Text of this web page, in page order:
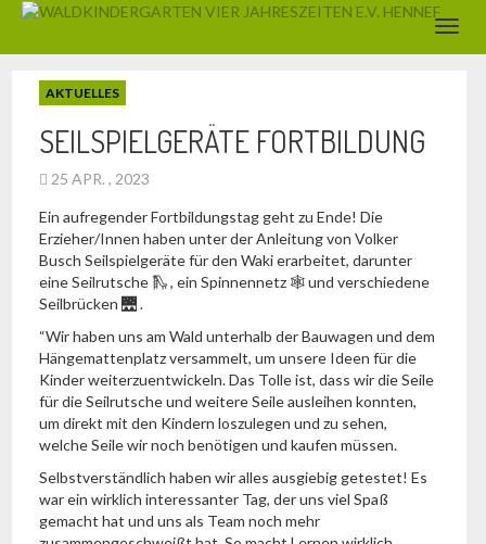
AKTUELLES
SEILSPIELGERÄTE FORTBILDUNG
25 APR. , 2023
Ein aufregender Fortbildungstag geht zu Ende! Die
Erzieher/Innen haben unter der Anleitung von Volker
Busch Seilspielgeräte für den Waki erarbeitet, darunter
eine Seilrutsche 🛝 , ein Spinnennetz 🕸️ und verschiedene
Seilbrücken 🌉 .
“Wir haben uns am Wald unterhalb der Bauwagen und dem
Hängemattenplatz versammelt, um unsere Ideen für die
Kinder weiterzuentwickeln. Das Tolle ist, dass wir die Seile
für die Seilrutsche und weitere Seile ausleihen konnten,
um direkt mit den Kindern loszulegen und zu sehen,
welche Seile wir noch benötigen und kaufen müssen.
Selbstverständlich haben wir alles ausgiebig getestet! Es
war ein wirklich interessanter Tag, der uns viel Spaß
gemacht hat und uns als Team noch mehr